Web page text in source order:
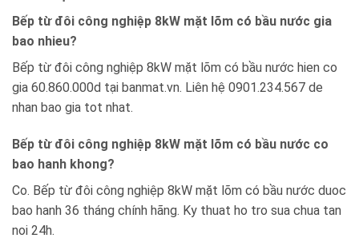
Bếp từ đôi công nghiệp 8kW mặt lõm có bầu nước gia
bao nhieu?
Bếp từ đôi công nghiệp 8kW mặt lõm có bầu nước hien co
gia 60.860.000d tại banmat.vn. Liên hệ 0901.234.567 de
nhan bao gia tot nhat.
Bếp từ đôi công nghiệp 8kW mặt lõm có bầu nước co
bao hanh khong?
Co. Bếp từ đôi công nghiệp 8kW mặt lõm có bầu nước duoc
bao hanh 36 tháng chính hãng. Ky thuat ho tro sua chua tan
noi 24h.